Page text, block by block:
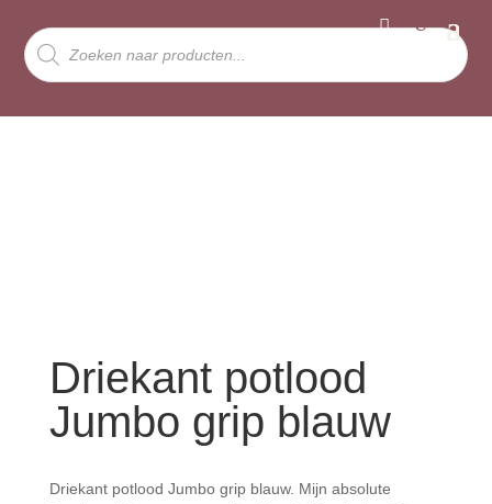
Producten
zoeken
Driekant potlood
Jumbo grip blauw
Driekant potlood Jumbo grip blauw. Mijn absolute